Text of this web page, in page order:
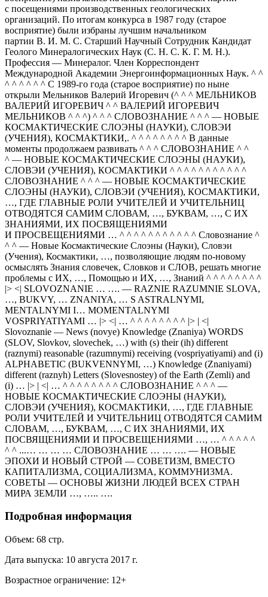
с посещениями производственных геологических
организаций. По итогам конкурса в 1987 году (старое
восприятие) были избраны лучшим начальником
партии В. И. М. С. Старший Научный Сотрудник Кандидат
Геолого Минералогических Наук (С. Н. С. К. Г. М. Н.).
Профессия — Минералог. Член Корреспондент
Международной Академии Энергоинформационных Наук. ^ ^
^ ^ ^ ^ ^ ^ С 1989-го года (старое восприятие) по ныне
открыли Мельников Валерий Игоревич (^ ^ ^ МЕЛЬНИКОВ
ВАЛЕРИЙ ИГОРЕВИЧ ^ ^ ВАЛЕРИЙ ИГОРЕВИЧ
МЕЛЬНИКОВ ^ ^ ^) ^ ^ ^ СЛОВОЗНАНИЕ ^ ^ ^ — НОВЫЕ
КОСМАКТИЧЕСКИЕ СЛОЭНЫ (НАУКИ), СЛОВЭИ
(УЧЕНИЯ), КОСМАКТИКИ,. ^ ^ ^ ^ ^ ^ ^ ^ В данные
моменты продолжаем развивать ^ ^ ^ СЛОВОЗНАНИЕ ^ ^
^ — НОВЫЕ КОСМАКТИЧЕСКИЕ СЛОЭНЫ (НАУКИ),
СЛОВЭИ (УЧЕНИЯ), КОСМАКТИКИ ^ ^ ^ ^ ^ ^ ^ ^ ^ ^ ^
СЛОВОЗНАНИЕ ^ ^ ^ — НОВЫЕ КОСМАКТИЧЕСКИЕ
СЛОЭНЫ (НАУКИ), СЛОВЭИ (УЧЕНИЯ), КОСМАКТИКИ,
…, ГДЕ ГЛАВНЫЕ РОЛИ УЧИТЕЛЕЙ И УЧИТЕЛЬНИЦ
ОТВОДЯТСЯ САМИМ СЛОВАМ, …, БУКВАМ, …, С ИХ
ЗНАНИЯМИ, ИХ ПОСВЯЩЕНИЯМИ
И ПРОСВЕЩЕНИЯМИ … ^ ^ ^ ^ ^ ^ ^ ^ ^ ^ ^ Словознание ^
^ ^ — Новые Космактические Слоэны (Науки), Словэи
(Учения), Космактики, …, позволяющие людям по-новому
осмыслять Знания словечек, Словков и СЛОВ, решать многие
проблемы с ИХ, …, Помощью и ИХ, …, Знаний ^ ^ ^ ^ ^ ^ ^ ^
|> <| SLOVOZNANIE … …. — RAZNIE RAZUMNIE SLOVA,
…, BUKVY, … ZNANIYA, … S ASTRALNYMI,
MENTALNYMI I… MOMENTALNYMI
VOSPRIYATIYAMI … |> <| … ^ ^ ^ ^ ^ ^ ^ ^ |> | <|
Slovoznanie — News (novye) Knowledge (Znaniya) WORDS
(SLOV, Slovkov, slovechek, …) with (s) their (ih) different
(raznymi) reasonable (razumnymi) receiving (vospriyatiyami) and (i)
ALPHABETIC (BUKVENNYMI, …) Knowledge (Znaniyami)
different (raznyh) Letters (Slovesnostey) of the Earth (Zemli) and
(i) … |> | <| … ^ ^ ^ ^ ^ ^ ^ ^ СЛОВОЗНАНИЕ ^ ^ ^ —
НОВЫЕ КОСМАКТИЧЕСКИЕ СЛОЭНЫ (НАУКИ),
СЛОВЭИ (УЧЕНИЯ), КОСМАКТИКИ, …, ГДЕ ГЛАВНЫЕ
РОЛИ УЧИТЕЛЕЙ И УЧИТЕЛЬНИЦ ОТВОДЯТСЯ САМИМ
СЛОВАМ, …, БУКВАМ, …, С ИХ ЗНАНИЯМИ, ИХ
ПОСВЯЩЕНИЯМИ И ПРОСВЕЩЕНИЯМИ …, … ^ ^ ^ ^ ^
^ ^ ...… … … … СЛОВОЗНАНИЕ … … …. — НОВЫЕ
ЭПОХИ И НОВЫЙ СТРОЙ — СОВЕТИЗМ, ВМЕСТО
КАПИТАЛИЗМА, СОЦИАЛИЗМА, КОММУНИЗМА.
СОВЕТЫ — ОСНОВЫ ЖИЗНИ ЛЮДЕЙ ВСЕХ СТРАН
МИРА ЗЕМЛИ …, ….. ….
Подробная информация
Объем: 68 стр.
Дата выпуска: 10 августа 2017 г.
Возрастное ограничение: 12+